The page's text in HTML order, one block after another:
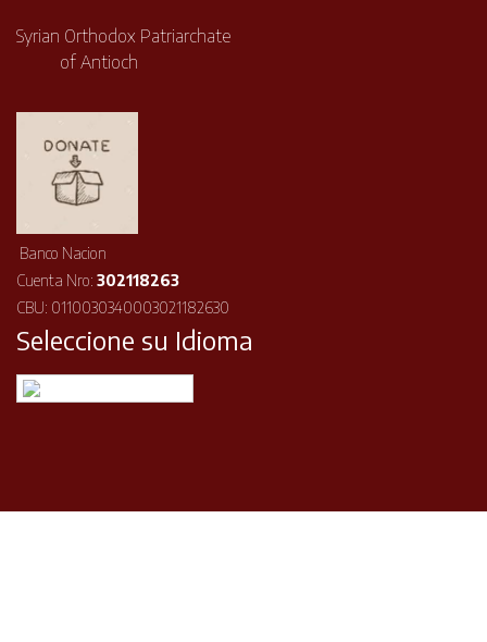
Syrian Orthodox Patriarchate
of Antioch
Banco Nacion
Cuenta Nro: 302118263
CBU: 0110030340003021182630
Seleccione su Idioma